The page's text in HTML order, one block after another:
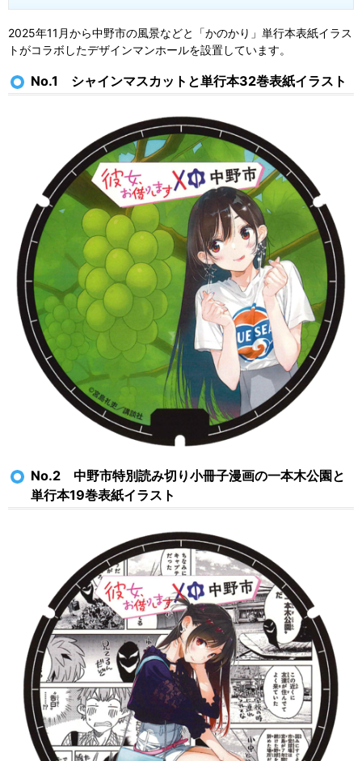
2025年11月から中野市の風景などと「かのかり」単行本表紙イラス
トがコラボしたデザインマンホールを設置しています。
No.1 シャインマスカットと単行本32巻表紙イラスト
No.2 中野市特別読み切り小冊子漫画の一本木公園と
単行本19巻表紙イラスト